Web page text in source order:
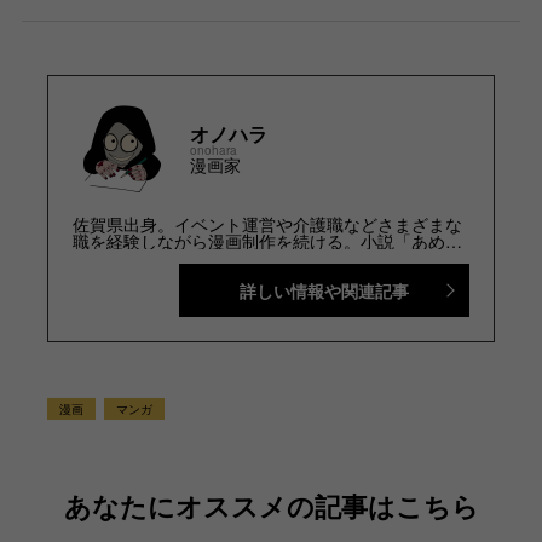
オノハラ
onohara
漫画家
佐賀県出身。イベント運営や介護職などさまざまな
職を経験しながら漫画制作を続ける。小説「あめつ
ちのうた」のコミカライズにてデビュー。趣味はツ
詳しい情報や関連記事
漫画 マンガ
あなたにオススメの記事はこちら